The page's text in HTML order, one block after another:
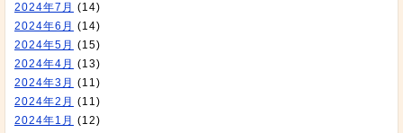
2024年7月 (14)
2024年6月 (14)
2024年5月 (15)
2024年4月 (13)
2024年3月 (11)
2024年2月 (11)
2024年1月 (12)